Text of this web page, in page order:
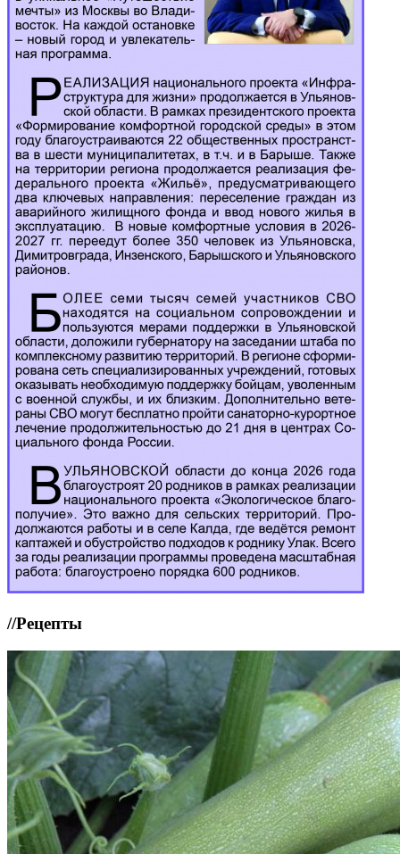
//Рецепты